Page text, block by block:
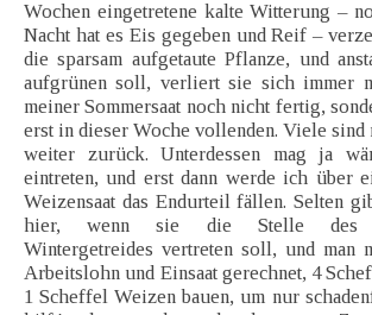
Wochen eingetretene kalte Witterung –
Nacht hat es Eis gegeben und Reif –
die sparsam aufgetaute Pflanze, und
aufgrünen soll, verliert sie sich immer
meiner Sommersaat noch nicht fertig,
erst in dieser Woche vollenden. Viele sind
weiter zurück. Unterdessen mag ja
eintreten, und erst dann werde ich über
Weizensaat das Endurteil fällen. Selten
hier, wenn sie die Stelle des
Wintergetreides vertreten soll, und man
Arbeitslohn und Einsaat gerechnet, 4
1 Scheffel Weizen bauen, um nur